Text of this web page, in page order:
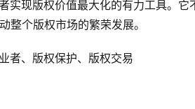
实现版权价值最大化的有力工具。
整个版权市场的繁荣发展。
者、版权保护、版权交易